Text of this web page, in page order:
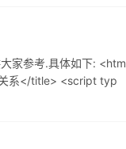
大家参考.具体如下:
系</title> <script typ